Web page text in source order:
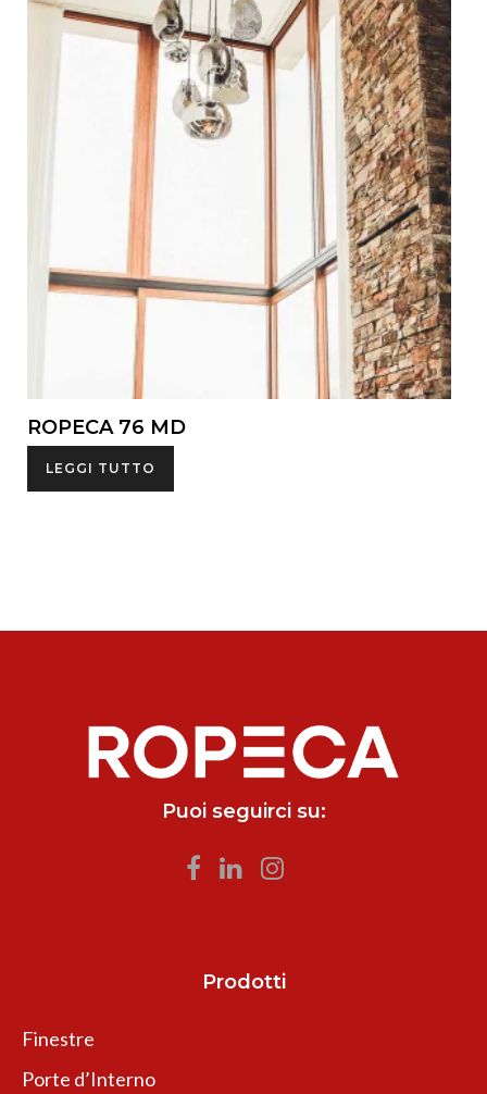
ROPECA 76 MD
LEGGI TUTTO
Puoi seguirci su:
Prodotti
Finestre
Porte d’Interno